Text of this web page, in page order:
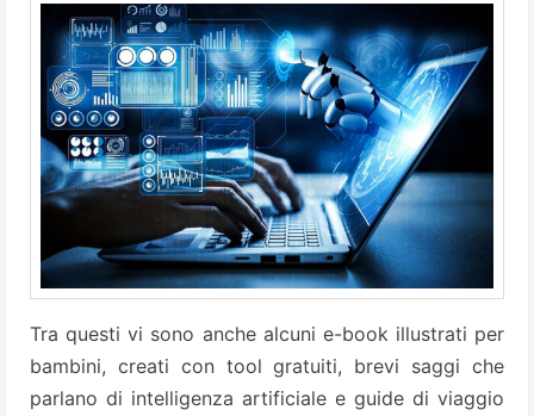
Tra questi vi sono anche alcuni e-book illustrati per
bambini, creati con tool gratuiti, brevi saggi che
parlano di intelligenza artificiale e guide di viaggio